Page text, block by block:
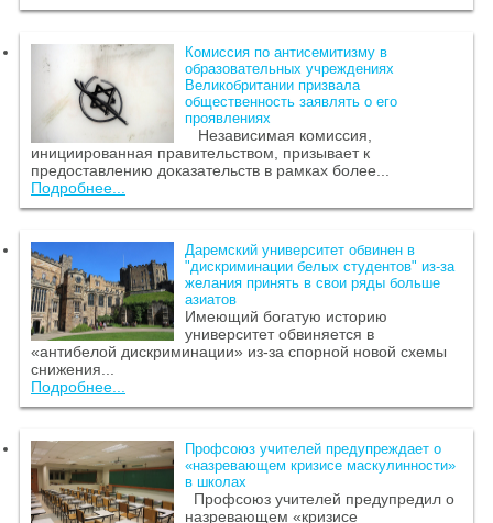
Комиссия по антисемитизму в
образовательных учреждениях
Великобритании призвала
общественность заявлять о его
проявлениях
Независимая комиссия,
инициированная правительством, призывает к
предоставлению доказательств в рамках более...
Подробнее...
Даремский университет обвинен в
"дискриминации белых студентов" из-за
желания принять в свои ряды больше
азиатов
Имеющий богатую историю
университет обвиняется в
«антибелой дискриминации» из-за спорной новой схемы
снижения...
Подробнее...
Профсоюз учителей предупреждает о
«назревающем кризисе маскулинности»
в школах
Профсоюз учителей предупредил о
назревающем «кризисе